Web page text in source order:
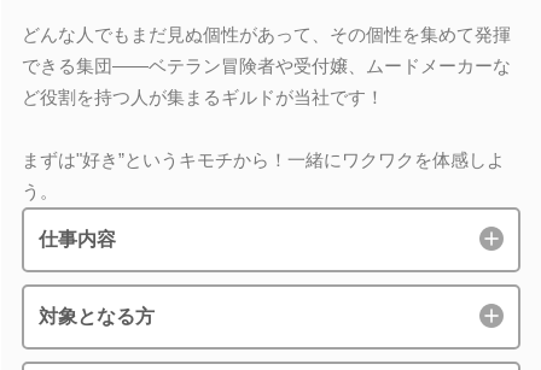
どんな人でもまだ見ぬ個性があって、その個性を集めて発揮
できる集団――ベテラン冒険者や受付嬢、ムードメーカーな
ど役割を持つ人が集まるギルドが当社です！
まずは"好き”というキモチから！一緒にワクワクを体感しよ
う。
仕事内容
対象となる方